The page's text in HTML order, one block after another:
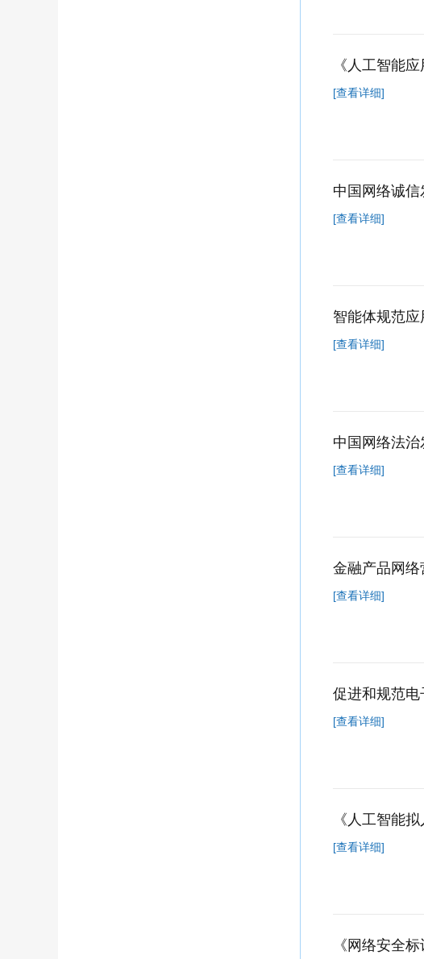
《人工智能
[查看详细]
中国网络诚信
[查看详细]
智能体规范
[查看详细]
中国网络法治
[查看详细]
金融产品网
[查看详细]
促进和规范电
[查看详细]
《人工智能
[查看详细]
《网络安全